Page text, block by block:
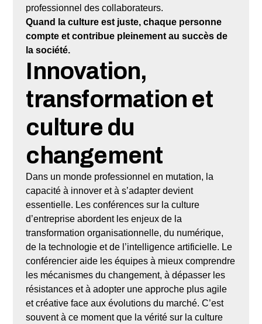
professionnel des collaborateurs.
Quand la culture est juste, chaque personne
compte et contribue pleinement au succès de
la société.
Innovation,
transformation et
culture du
changement
Dans un monde professionnel en mutation, la
capacité à innover et à s’adapter devient
essentielle. Les conférences sur la culture
d’entreprise abordent les enjeux de la
transformation organisationnelle, du numérique,
de la technologie et de l’intelligence artificielle. Le
conférencier aide les équipes à mieux comprendre
les mécanismes du changement, à dépasser les
résistances et à adopter une approche plus agile
et créative face aux évolutions du marché. C’est
souvent à ce moment que la vérité sur la culture